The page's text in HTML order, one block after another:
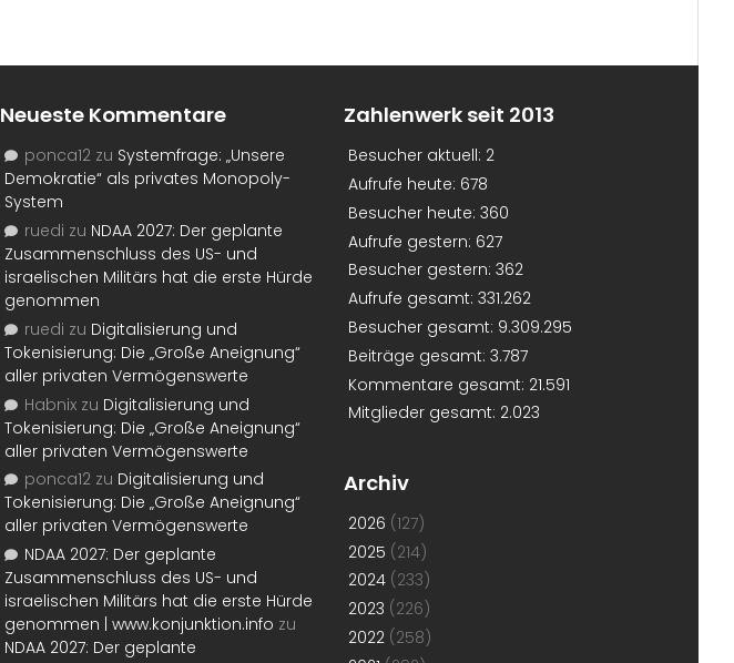
Neueste Kommentare
ponca12 zu Systemfrage: „Unsere
Demokratie“ als privates Monopoly-
System
ruedi zu NDAA 2027: Der geplante
Zusammenschluss des US- und
israelischen Militärs hat die erste Hürde
genommen
ruedi zu Digitalisierung und
Tokenisierung: Die „Große Aneignung“
aller privaten Vermögenswerte
Habnix zu Digitalisierung und
Tokenisierung: Die „Große Aneignung“
aller privaten Vermögenswerte
ponca12 zu Digitalisierung und
Tokenisierung: Die „Große Aneignung“
aller privaten Vermögenswerte
NDAA 2027: Der geplante
Zusammenschluss des US- und
israelischen Militärs hat die erste Hürde
genommen | www.konjunktion.info zu
NDAA 2027: Der geplante
Zahlenwerk seit 2013
Besucher aktuell: 2
Aufrufe heute: 678
Besucher heute: 360
Aufrufe gestern: 627
Besucher gestern: 362
Aufrufe gesamt: 331.262
Besucher gesamt: 9.309.295
Beiträge gesamt: 3.787
Kommentare gesamt: 21.591
Mitglieder gesamt: 2.023
Archiv
2026 (127)
2025 (214)
2024 (233)
2023 (226)
2022 (258)